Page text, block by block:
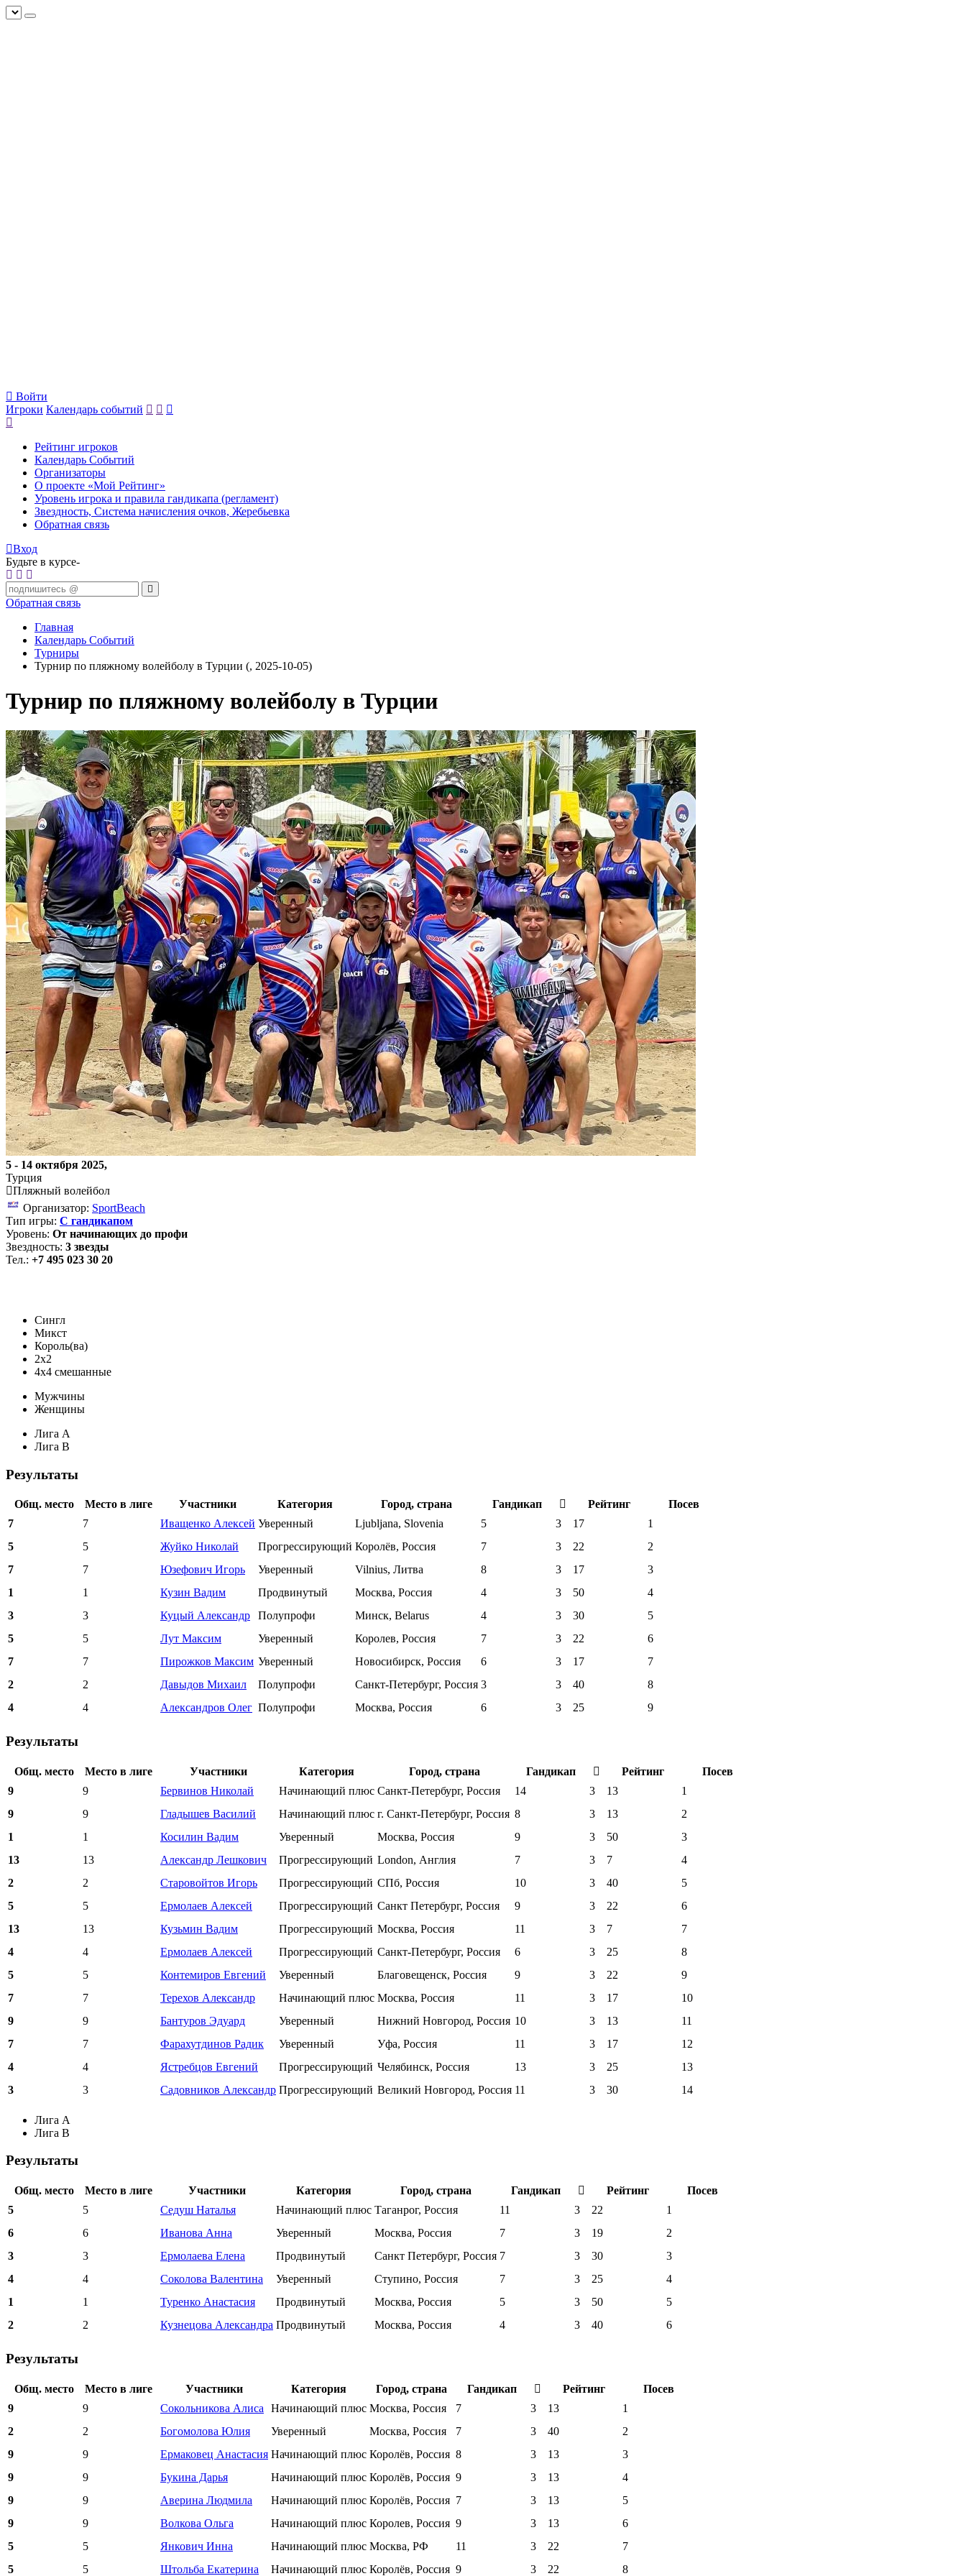
Войти
Игроки Календарь событий
Рейтинг игроков
Календарь Событий
Организаторы
О проекте «Мой Рейтинг»
Уровень игрока и правила гандикапа (регламент)
Звездность, Система начисления очков, Жеребьевка
Обратная связь
Вход
Будьте в курсе-
Обратная связь
Главная
Календарь Событий
Турниры
Турнир по пляжному волейболу в Турции (, 2025-10-05)
Турнир по пляжному волейболу в Турции
5 - 14 октября 2025,
Турция
Пляжный волейбол
Организатор: SportBeach
Тип игры: С гандикапом
Уровень: От начинающих до профи
Звездность: 3 звезды
Тел.: +7 495 023 30 20
Сингл
Микст
Король(ва)
2х2
4х4 смешанные
Мужчины
Женщины
Лига A
Лига B
Результаты
Общ. место Место в лиге Участники Категория Город, страна Гандикап Рейтинг
Посев
7
7 Иващенко Алексей Уверенный Ljubljana, Slovenia 5 3 17
1
5
5 Жуйко Николай Прогрессирующий Королёв, Россия 7 3 22
2
7
7 Юзефович Игорь Уверенный Vilnius, Литва 8 3 17
3
1
1 Кузин Вадим Продвинутый Москва, Россия 4 3 50
4
3
3 Куцый Александр Полупрофи Минск, Belarus 4 3 30
5
5
5 Лут Максим Уверенный Королев, Россия 7 3 22
6
7
7 Пирожков Максим Уверенный Новосибирск, Россия 6 3 17
7
2
2 Давыдов Михаил Полупрофи Санкт-Петербург, Россия 3 3 40
8
4
4 Александров Олег Полупрофи Москва, Россия 6 3 25 9
Результаты
Общ. место Место в лиге Участники Категория Город, страна Гандикап Рейтинг
Посев
9
9 Бервинов Николай Начинающий плюс Санкт-Петербург, Россия 14 3 13
1
9
9 Гладышев Василий Начинающий плюс г. Санкт-Петербург, Россия 8 3 13
2
1
1 Косилин Вадим Уверенный Москва, Россия 9 3 50
3
13
13 Александр Лешкович Прогрессирующий London, Англия 7 3 7
4
2
2 Старовойтов Игорь Прогрессирующий СПб, Россия 10 3 40
5
5
5 Ермолаев Алексей Прогрессирующий Санкт Петербург, Россия 9 3 22
6
13
13 Кузьмин Вадим Прогрессирующий Москва, Россия 11 3 7
7
4
4 Ермолаев Алексей Прогрессирующий Санкт-Петербург, Россия 6 3 25
8
5
5 Контемиров Евгений Уверенный Благовещенск, Россия 9 3 22
9
7
7 Терехов Александр Начинающий плюс Москва, Россия 11 3 17
10
9
9 Бантуров Эдуард Уверенный Нижний Новгород, Россия 10 3 13
11
7
7 Фарахутдинов Радик Уверенный Уфа, Россия 11 3 17
12
4
4 Ястребцов Евгений Прогрессирующий Челябинск, Россия 13 3 25
13
3
3 Садовников Александр Прогрессирующий Великий Новгород, Россия 11 3 30 14
Лига A
Лига B
Результаты
Общ. место Место в лиге Участники Категория Город, страна Гандикап Рейтинг
Посев
5
5 Седуш Наталья Начинающий плюс Таганрог, Россия 11 3 22
1
6
6 Иванова Анна Уверенный Москва, Россия 7 3 19
2
3
3 Ермолаева Елена Продвинутый Санкт Петербург, Россия 7 3 30
3
4
4 Соколова Валентина Уверенный Ступино, Россия 7 3 25
4
1
1 Туренко Анастасия Продвинутый Москва, Россия 5 3 50
5
2
2 Кузнецова Александра Продвинутый Москва, Россия 4 3 40 6
Результаты
Общ. место Место в лиге Участники Категория Город, страна Гандикап Рейтинг
Посев
9
9 Сокольникова Алиса Начинающий плюс Москва, Россия 7 3 13
1
2
2 Богомолова Юлия Уверенный Москва, Россия 7 3 40
2
9
9 Ермаковец Анастасия Начинающий плюс Королёв, Россия 8 3 13
3
9
9 Букина Дарья Начинающий плюс Королëв, Россия 9 3 13
4
9
9 Аверина Людмила Начинающий плюс Королёв, Россия 7 3 13
5
9
9 Волкова Ольга Начинающий плюс Королев, Россия 9 3 13
6
5
5 Янкович Инна Начинающий плюс Москва, РФ 11 3 22
7
5
5 Штольба Екатерина Начинающий плюс Королёв, Россия 9 3 22 8